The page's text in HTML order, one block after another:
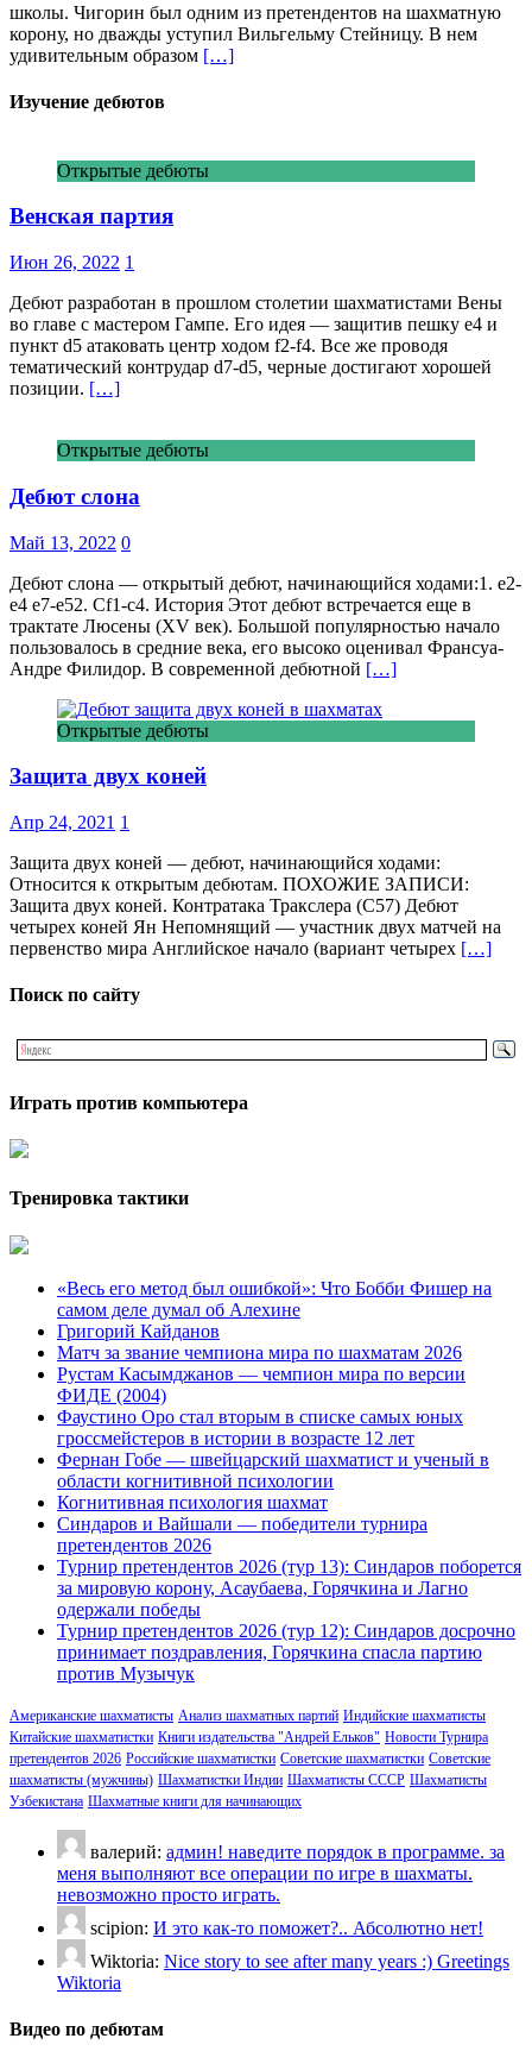
школы. Чигорин был одним из претендентов на шахматную
корону, но дважды уступил Вильгельму Стейницу. В нем
удивительным образом […]
Изучение дебютов
Открытые дебюты
Венская партия
Июн 26, 2022 1
Дебют разработан в прошлом столетии шахматистами Вены
во главе с мастером Гампе. Его идея — защитив пешку e4 и
пункт d5 атаковать центр ходом f2-f4. Все же проводя
тематический контрудар d7-d5, черные достигают хорошей
позиции. […]
Открытые дебюты
Дебют слона
Май 13, 2022 0
Дебют слона — открытый дебют, начинающийся ходами:1. e2-
e4 e7-e52. Сf1-c4. История Этот дебют встречается еще в
трактате Люсены (XV век). Большой популярностью начало
пользовалось в средние века, его высоко оценивал Франсуа-
Андре Филидор. В современной дебютной […]
Открытые дебюты
Защита двух коней
Апр 24, 2021 1
Защита двух коней — дебют, начинающийся ходами:
Относится к открытым дебютам. ПОХОЖИЕ ЗАПИСИ:
Защита двух коней. Контратака Тракслера (C57) Дебют
четырех коней Ян Непомнящий — участник двух матчей на
первенство мира Английское начало (вариант четырех […]
Поиск по сайту
Играть против компьютера
Тренировка тактики
«Весь его метод был ошибкой»: Что Бобби Фишер на
самом деле думал об Алехине
Григорий Кайданов
Матч за звание чемпиона мира по шахматам 2026
Рустам Касымджанов — чемпион мира по версии
ФИДЕ (2004)
Фаустино Оро стал вторым в списке самых юных
гроссмейстеров в истории в возрасте 12 лет
Фернан Гобе — швейцарский шахматист и ученый в
области когнитивной психологии
Когнитивная психология шахмат
Синдаров и Вайшали — победители турнира
претендентов 2026
Турнир претендентов 2026 (тур 13): Синдаров поборется
за мировую корону, Асаубаева, Горячкина и Лагно
одержали победы
Турнир претендентов 2026 (тур 12): Синдаров досрочно
принимает поздравления, Горячкина спасла партию
против Музычук
Американские шахматисты Анализ шахматных партий Индийские шахматисты
Китайские шахматистки Книги издательства "Андрей Ельков" Новости Турнира
претендентов 2026 Российские шахматистки Советские шахматистки Советские
шахматисты (мужчины) Шахматистки Индии Шахматисты СССР Шахматисты
Узбекистана Шахматные книги для начинающих
валерий: админ! наведите порядок в программе. за
меня выполняют все операции по игре в шахматы.
невозможно просто играть.
scipion: И это как-то поможет?.. Абсолютно нет!
Wiktoria: Nice story to see after many years :) Greetings
Wiktoria
Видео по дебютам